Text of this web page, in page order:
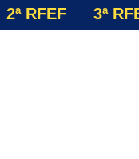
2ª RFEF 3ª